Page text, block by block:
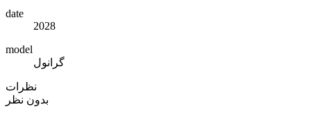
date
2028
model
گرانول
نظرات
بدون نظر